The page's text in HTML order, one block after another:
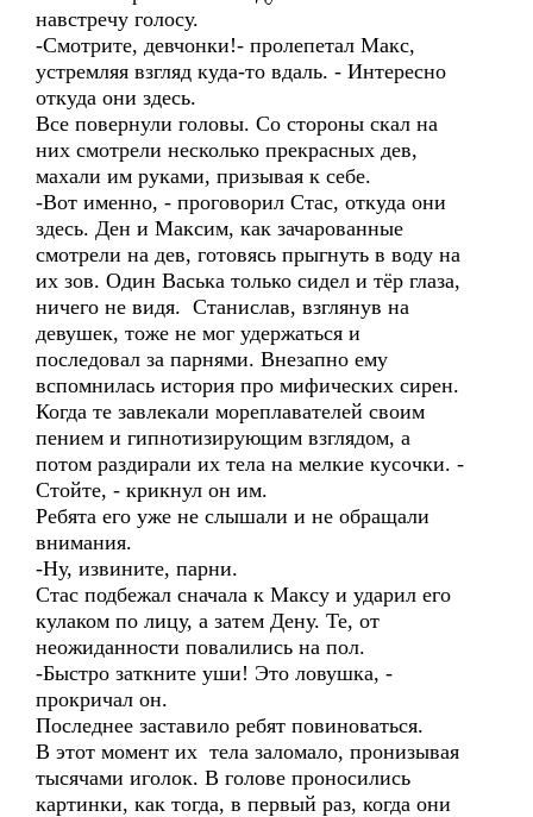
навстречу голосу.
-Смотрите, девчонки!- пролепетал Макс,
устремляя взгляд куда-то вдаль. - Интересно
откуда они здесь.
Все повернули головы. Со стороны скал на
них смотрели несколько прекрасных дев,
махали им руками, призывая к себе.
-Вот именно, - проговорил Стас, откуда они
здесь. Ден и Максим, как зачарованные
смотрели на дев, готовясь прыгнуть в воду на
их зов. Один Васька только сидел и тёр глаза,
ничего не видя. Станислав, взглянув на
девушек, тоже не мог удержаться и
последовал за парнями. Внезапно ему
вспомнилась история про мифических сирен.
Когда те завлекали мореплавателей своим
пением и гипнотизирующим взглядом, а
потом раздирали их тела на мелкие кусочки. -
Стойте, - крикнул он им.
Ребята его уже не слышали и не обращали
внимания.
-Ну, извините, парни.
Стас подбежал сначала к Максу и ударил его
кулаком по лицу, а затем Дену. Те, от
неожиданности повалились на пол.
-Быстро заткните уши! Это ловушка, -
прокричал он.
Последнее заставило ребят повиноваться.
В этот момент их тела заломало, пронизывая
тысячами иголок. В голове проносились
картинки, как тогда, в первый раз, когда они